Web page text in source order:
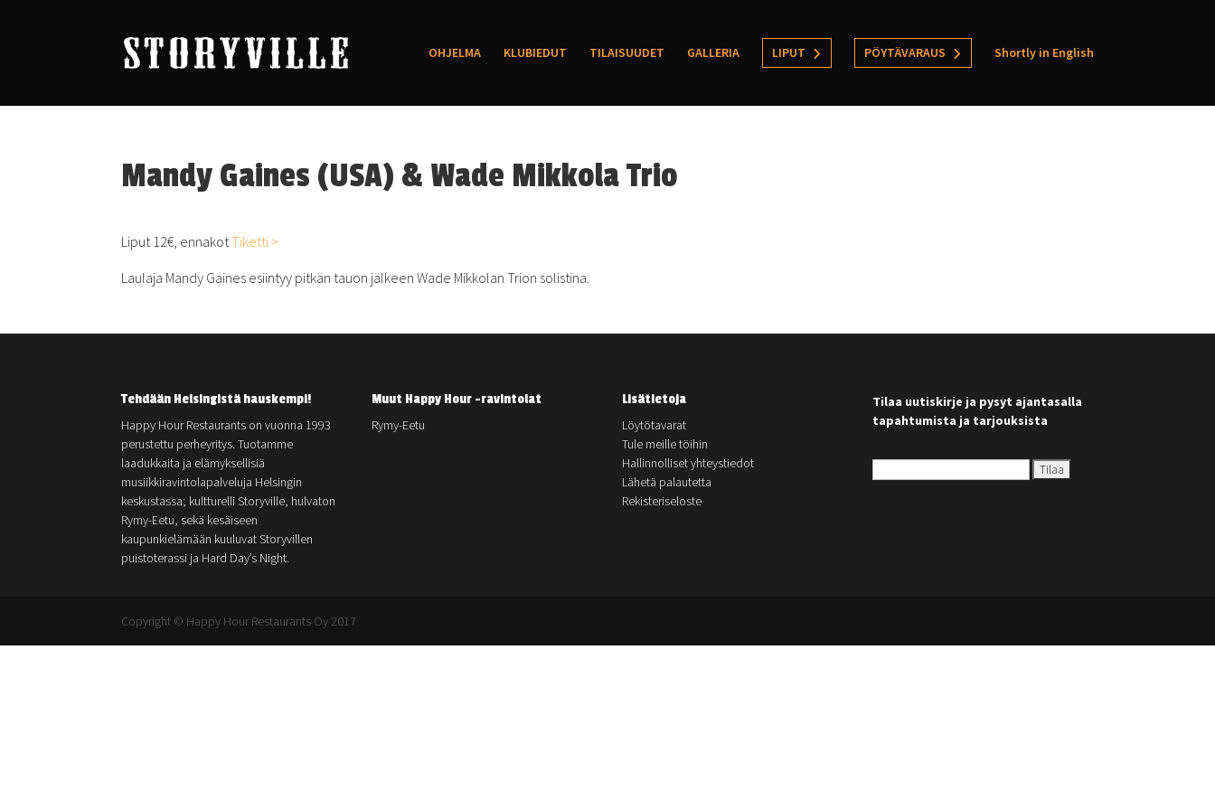
OHJELMA KLUBIEDUT TILAISUUDET GALLERIA LIPUT PÖYTÄVARAUS Shortly in English
Mandy Gaines (USA) & Wade Mikkola Trio
Liput 12€, ennakotTiketti >
Laulaja Mandy Gaines esiintyy pitkän tauon jälkeen Wade Mikkolan Trion solistina.
Tehdään Helsingistä hauskempi!
Happy Hour Restaurants on vuonna 1993
perustettu perheyritys. Tuotamme
laadukkaita ja elämyksellisiä
musiikkiravintolapalveluja Helsingin
keskustassa; kultturelli Storyville, hulvaton
Rymy-Eetu, sekä kesäiseen
kaupunkielämään kuuluvat Storyvillen
puistoterassi ja Hard Day’s Night.
Muut Happy Hour -ravintolat
Rymy-Eetu
Lisätietoja
Löytötavarat
Tule meille töihin
Hallinnolliset yhteystiedot
Lähetä palautetta
Rekisteriseloste
Tilaa uutiskirje ja pysyt ajantasalla
tapahtumista ja tarjouksista
Copyright © Happy Hour Restaurants Oy 2017